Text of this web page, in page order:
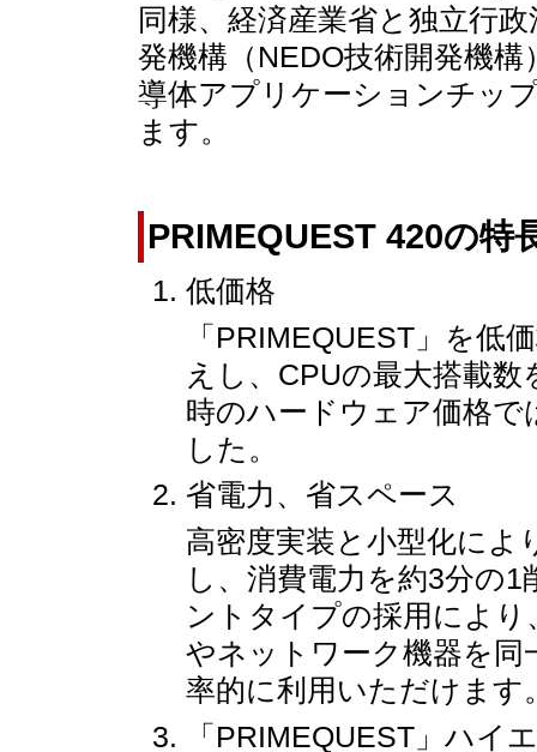
同様、経済産業省と独立行
発機構（NEDO技術開発機
導体アプリケーションチッ
ます。
PRIMEQUEST 420の特
低価格
「PRIMEQUEST」を低
えし、CPUの最大搭載
時のハードウェア価格で
した。
省電力、省スペース
高密度実装と小型化によ
し、消費電力を約3分の
ントタイプの採用によ
やネットワーク機器を
率的に利用いただけます
「PRIMEQUEST」ハイ